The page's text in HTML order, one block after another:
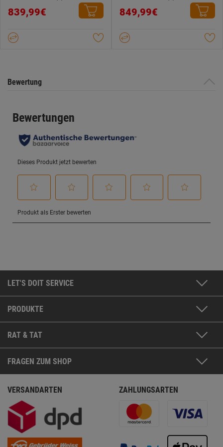
von
Sternen.
839,99€
von
Sternen.
849,99€
Bewertung
LET'S DOIT SERVICE
PRODUKTE
RAT & TAT
FRAGEN ZUM SHOP
VERSANDARTEN ZAHLUNGSARTEN